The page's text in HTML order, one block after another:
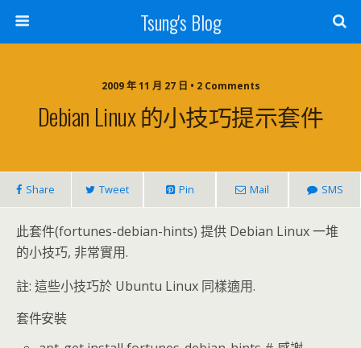
Tsung's Blog
2009 年 11 月 27 日 • 2 Comments
Debian Linux 的小技巧提示套件
Share Tweet Pin Mail SMS
此套件(fortunes-debian-hints) 提供 Debian Linux 一堆
的小技巧, 非常實用.
註: 這些小技巧於 Ubuntu Linux 同樣適用.
套件安裝